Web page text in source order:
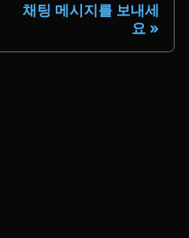
채팅 메시지를 보내세
요